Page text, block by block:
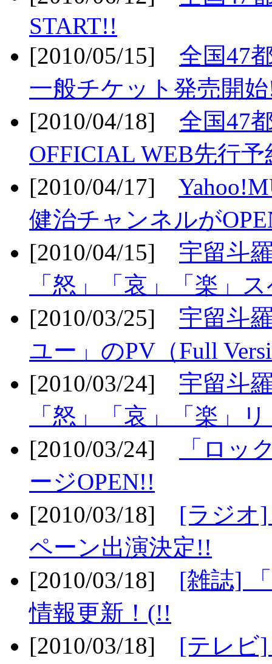
START!!
[2010/05/15] 全国47
一般チケット発売開
[2010/04/18] 全国47
OFFICIAL WEB先行
[2010/04/17]
健治チャンネルが
[2010/04/15] 宇留斗
「怒」「哀」「楽」
[2010/03/25] 宇留斗
ユー」のPV（Full
[2010/03/24] 宇留斗
「怒」「哀」「楽」
[2010/03/24]
「ロッ
ージOPEN!!
[2010/03/18] [ラジオ
ペーン出演決定!!
[2010/03/18] [雑誌]
情報更新！(!!
[2010/03/18] [テレビ